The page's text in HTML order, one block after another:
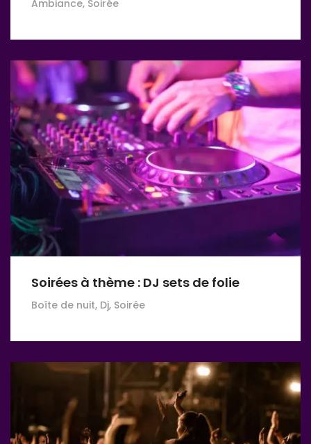
Ambiance, Soirée
Soirées à thème : DJ sets de folie
Boîte de nuit, Dj, Soirée